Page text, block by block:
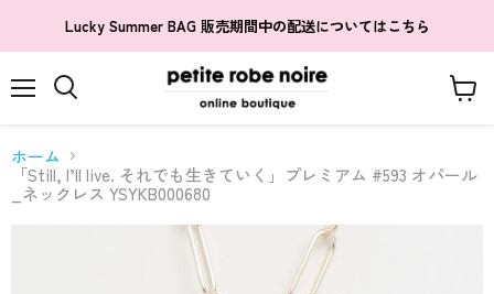
Lucky Summer BAG 販売期間中の配送についてはこちら
ー
る
見
ホーム
「Still, I’ll live. それでも生きていく」プレミアム #593 オパール
_ネックレス YSYKB000680